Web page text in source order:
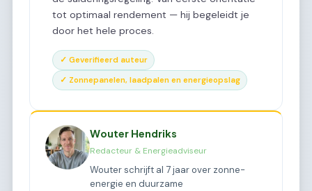
tot optimaal rendement — hij begeleidt je
door het hele proces.
✓ Geverifieerd auteur
✓ Zonnepanelen, laadpalen en energieopslag
Wouter Hendriks
Redacteur & Energieadviseur
Wouter schrijft al 7 jaar over zonne-
energie en duurzame